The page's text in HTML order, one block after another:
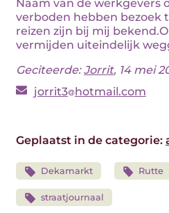
Naam van de werkgevers
verboden hebben bezoek
reizen zijn bij mij
vermijden uiteindelijk
Geciteerde:Jorrit, 14 mei
jorrit3 hotmail.com
Geplaatst in de categorie:
Dekamarkt Rutte
straatjournaal